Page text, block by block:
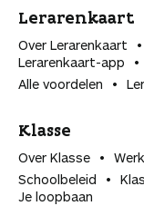
Lerarenkaart
Over Lerarenkaart
Lerarenkaart-app
Alle voordelen
Klasse
Over Klasse
Schoolbeleid
Je loopbaan